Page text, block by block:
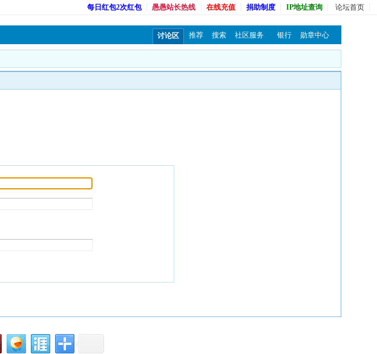
每日红包2次红包 愚愚站长热线 在线充值 捐助制度 IP地址查询 论坛首页
讨论区 推荐 搜索 社区服务 银行 勋章中心